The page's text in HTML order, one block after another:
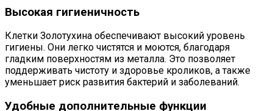
Высокая гигиеничность
Клетки Золотухина обеспечивают высокий уровень
гигиены. Они легко чистятся и моются, благодаря
гладким поверхностям из металла. Это позволяет
поддерживать чистоту и здоровье кроликов, а также
уменьшает риск развития бактерий и заболеваний.
Удобные дополнительные функции